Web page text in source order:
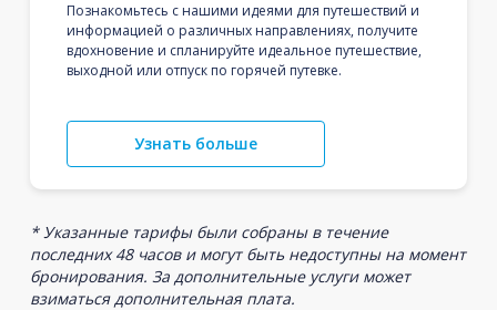
Познакомьтесь с нашими идеями для путешествий и
информацией о различных направлениях, получите
вдохновение и спланируйте идеальное путешествие,
выходной или отпуск по горячей путевке.
Узнать больше
* Указанные тарифы были собраны в течение
последних 48 часов и могут быть недоступны на момент
бронирования. За дополнительные услуги может
взиматься дополнительная плата.